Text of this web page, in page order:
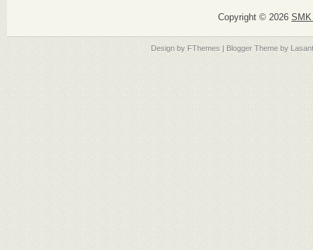
Copyright © 2026
Design by FThemes | Blogger Theme by